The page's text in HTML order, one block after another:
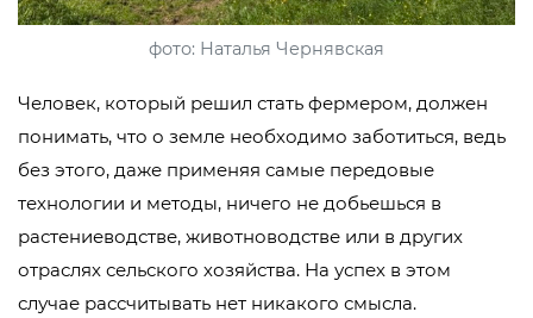
фото: Наталья Чернявская
Человек, который решил стать фермером, должен
понимать, что о земле необходимо заботиться, ведь
без этого, даже применяя самые передовые
технологии и методы, ничего не добьешься в
растениеводстве, животноводстве или в других
отраслях сельского хозяйства. На успех в этом
случае рассчитывать нет никакого смысла.